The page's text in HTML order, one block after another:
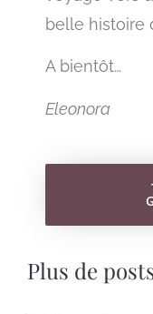
belle histoire
A bientôt…
Eleonora
Plus de